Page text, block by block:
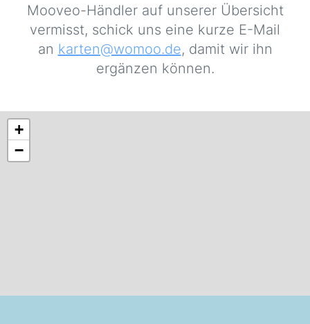
Mooveo-Händler auf unserer Übersicht
vermisst, schick uns eine kurze E-Mail
an karten@womoo.de, damit wir ihn
ergänzen können.
+
−